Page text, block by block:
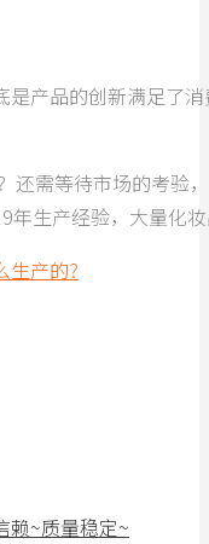
品的创新满足了消
还需等待市场的考验
年生产经验，大量化
生产的?
赖~质量稳定~